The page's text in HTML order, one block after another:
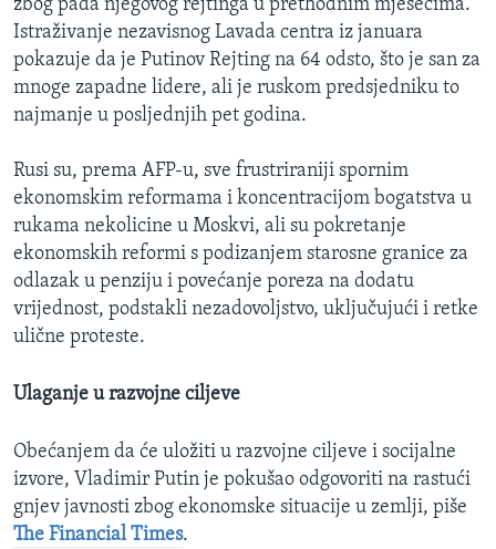
zbog pada njegovog rejtinga u prethodnim mjesecima.
Istraživanje nezavisnog Lavada centra iz januara
pokazuje da je Putinov Rejting na 64 odsto, što je san za
mnoge zapadne lidere, ali je ruskom predsjedniku to
najmanje u posljednjih pet godina.
Rusi su, prema AFP-u, sve frustriraniji spornim
ekonomskim reformama i koncentracijom bogatstva u
rukama nekolicine u Moskvi, ali su pokretanje
ekonomskih reformi s podizanjem starosne granice za
odlazak u penziju i povećanje poreza na dodatu
vrijednost, podstakli nezadovoljstvo, uključujući i retke
ulične proteste.
Ulaganje u razvojne ciljeve
Obećanjem da će uložiti u razvojne ciljeve i socijalne
izvore, Vladimir Putin je pokušao odgovoriti na rastući
gnjev javnosti zbog ekonomske situacije u zemlji, piše
The Financial Times.